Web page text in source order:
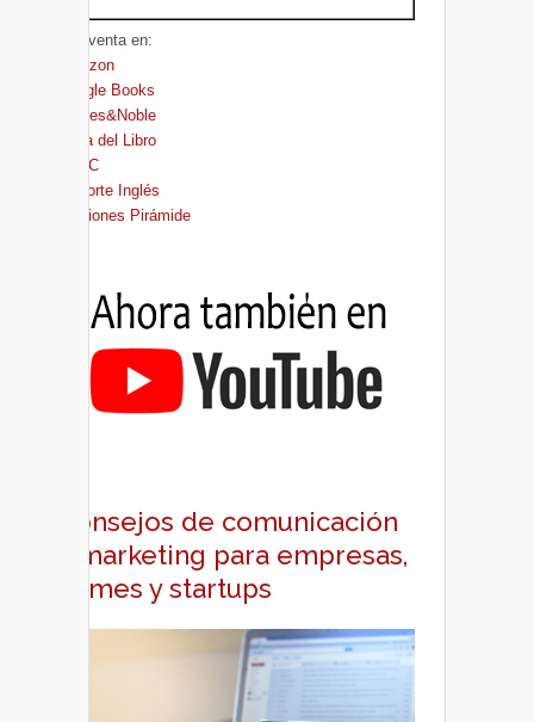
A la venta en:
Amazon
Google Books
Barnes&Noble
Casa del Libro
FNAC
El Corte Inglés
Ediciones Pirámide
Consejos de comunicación
y marketing para empresas,
pymes y startups